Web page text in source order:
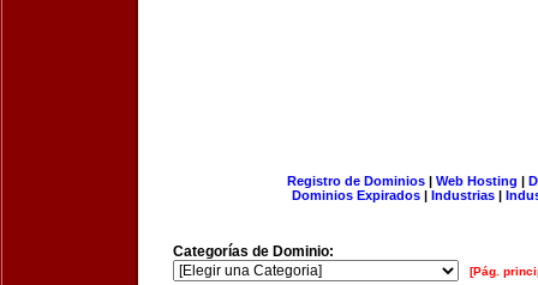
Registro de Dominios| Web Hosting |
Dominios Expirados | Industrias |
Categorías de Dominio:
[Pág.